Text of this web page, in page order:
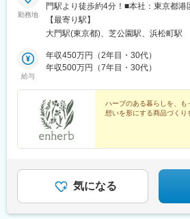
勤務地
門駅より徒歩約4分！■本社：東京都港
大門ビル7F＜アクセス＞◎都営浅草線
出口より徒歩約4分◎都営三田線「芝公
宅勤務も併用可（月10日以上の出社あ
によって異なります
【最寄り駅】
大門駅(東京都)、芝公園駅、浜松町駅
給与
年収450万円（2年目・30代）
年収500万円（7年目・30代）
ハーブのある暮らしを、も
想いを形にする商品づくり
気になる